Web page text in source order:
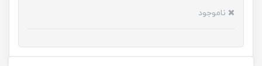
ناموجود